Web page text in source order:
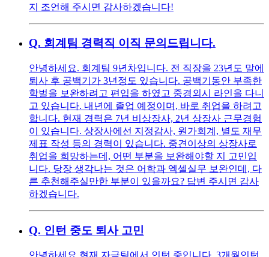
지 조언해 주시면 감사하겠습니다!
Q. 회계팀 경력직 이직 문의드립니다.
안녕하세요. 회계팀 9년차입니다. 전 직장을 23년도 말에
퇴사 후 공백기가 3년정도 있습니다. 공백기동안 부족한
학벌을 보완하려고 편입을 하였고 중경외시 라인을 다니
고 있습니다. 내년에 졸업 예정이며, 바로 취업을 하려고
합니다. 현재 경력은 7년 비상장사, 2년 상장사 근무경험
이 있습니다. 상장사에선 지정감사, 원가회계, 별도 재무
제표 작성 등의 경력이 있습니다. 중견이상의 상장사로
취업을 희망하는데, 어떤 부분을 보완해야할 지 고민입
니다. 당장 생각나는 것은 어학과 엑셀실무 보완인데, 다
른 추천해주실만한 부분이 있을까요? 답변 주시면 감사
하겠습니다.
Q. 인턴 중도 퇴사 고민